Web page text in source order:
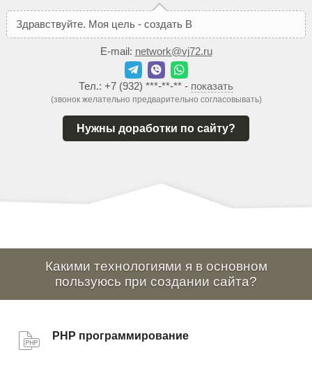
Здравствуйте. Моя цель - создать В
E-mail: network@vj72.ru
Тел.: +7 (932) ***-**-** - показать
(звонок желательно предварительно согласовывать)
Нужны доработки по сайту?
Какими технологиями я в основном
пользуюсь при создании сайта?
PHP программирование